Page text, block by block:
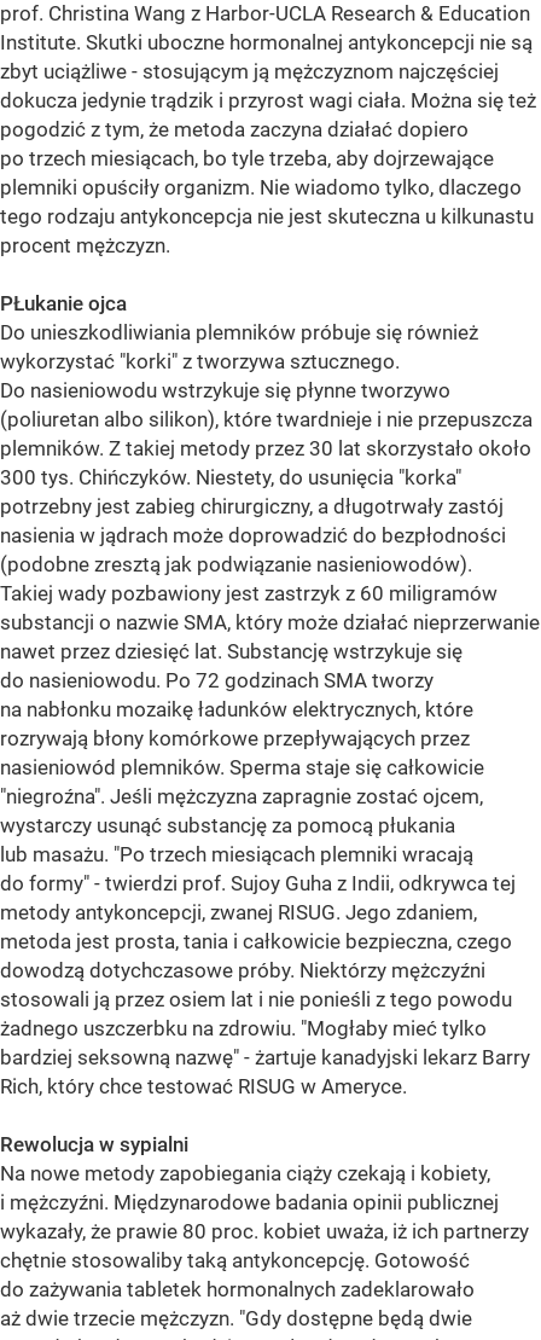
prof. Christina Wang z Harbor-UCLA Research & Education
Institute. Skutki uboczne hormonalnej antykoncepcji nie są
zbyt uciążliwe - stosującym ją mężczyznom najczęściej
dokucza jedynie trądzik i przyrost wagi ciała. Można się też
pogodzić z tym, że metoda zaczyna działać dopiero
po trzech miesiącach, bo tyle trzeba, aby dojrzewające
plemniki opuściły organizm. Nie wiadomo tylko, dlaczego
tego rodzaju antykoncepcja nie jest skuteczna u kilkunastu
procent mężczyzn.
PŁukanie ojca
Do unieszkodliwiania plemników próbuje się również
wykorzystać "korki" z tworzywa sztucznego.
Do nasieniowodu wstrzykuje się płynne tworzywo
(poliuretan albo silikon), które twardnieje i nie przepuszcza
plemników. Z takiej metody przez 30 lat skorzystało około
300 tys. Chińczyków. Niestety, do usunięcia "korka"
potrzebny jest zabieg chirurgiczny, a długotrwały zastój
nasienia w jądrach może doprowadzić do bezpłodności
(podobne zresztą jak podwiązanie nasieniowodów).
Takiej wady pozbawiony jest zastrzyk z 60 miligramów
substancji o nazwie SMA, który może działać nieprzerwanie
nawet przez dziesięć lat. Substancję wstrzykuje się
do nasieniowodu. Po 72 godzinach SMA tworzy
na nabłonku mozaikę ładunków elektrycznych, które
rozrywają błony komórkowe przepływających przez
nasieniowód plemników. Sperma staje się całkowicie
"niegroźna". Jeśli mężczyzna zapragnie zostać ojcem,
wystarczy usunąć substancję za pomocą płukania
lub masażu. "Po trzech miesiącach plemniki wracają
do formy" - twierdzi prof. Sujoy Guha z Indii, odkrywca tej
metody antykoncepcji, zwanej RISUG. Jego zdaniem,
metoda jest prosta, tania i całkowicie bezpieczna, czego
dowodzą dotychczasowe próby. Niektórzy mężczyźni
stosowali ją przez osiem lat i nie ponieśli z tego powodu
żadnego uszczerbku na zdrowiu. "Mogłaby mieć tylko
bardziej seksowną nazwę" - żartuje kanadyjski lekarz Barry
Rich, który chce testować RISUG w Ameryce.
Rewolucja w sypialni
Na nowe metody zapobiegania ciąży czekają i kobiety,
i mężczyźni. Międzynarodowe badania opinii publicznej
wykazały, że prawie 80 proc. kobiet uważa, iż ich partnerzy
chętnie stosowaliby taką antykoncepcję. Gotowość
do zażywania tabletek hormonalnych zadeklarowało
aż dwie trzecie mężczyzn. "Gdy dostępne będą dwie